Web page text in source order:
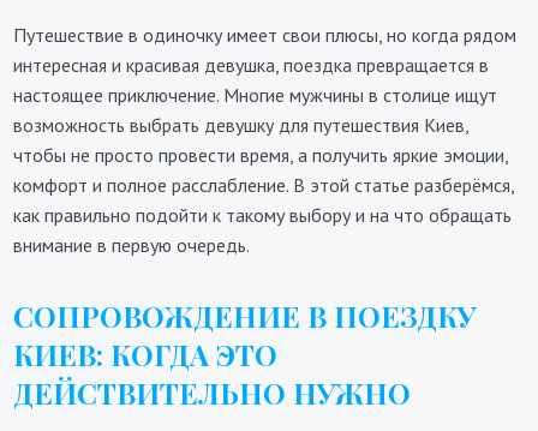
Путешествие в одиночку имеет свои плюсы, но когда рядом
интересная и красивая девушка, поездка превращается в
настоящее приключение. Многие мужчины в столице ищут
возможность выбрать девушку для путешествия Киев,
чтобы не просто провести время, а получить яркие эмоции,
комфорт и полное расслабление. В этой статье разберёмся,
как правильно подойти к такому выбору и на что обращать
внимание в первую очередь.
СОПРОВОЖДЕНИЕ В ПОЕЗДКУ
КИЕВ: КОГДА ЭТО
ДЕЙСТВИТЕЛЬНО НУЖНО